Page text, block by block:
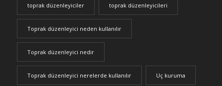
toprak düzenleyiciler toprak düzenleyicileri
Toprak düzenleyici neden kullanılır
Toprak düzenleyici nedir
Toprak düzenleyici nerelerde kullanılır Uç kuruma